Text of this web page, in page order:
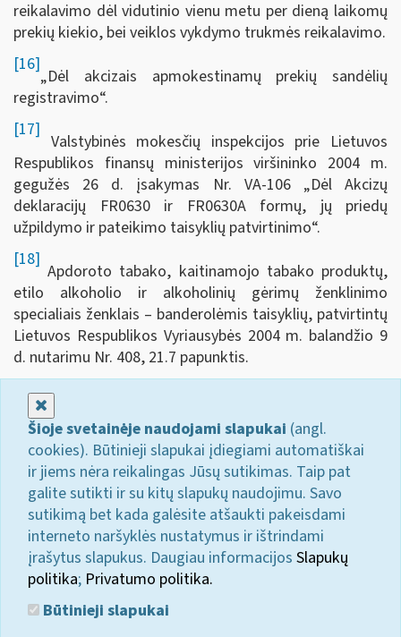
reikalavimo dėl vidutinio vienu metu per dieną laikomų
prekių kiekio, bei veiklos vykdymo trukmės reikalavimo.
[16]
„Dėl akcizais apmokestinamų prekių sandėlių
registravimo“.
[17]
Valstybinės mokesčių inspekcijos prie Lietuvos
Respublikos finansų ministerijos viršininko 2004 m.
gegužės 26 d. įsakymas Nr. VA-106 „Dėl Akcizų
deklaracijų FR0630 ir FR0630A formų, jų priedų
užpildymo ir pateikimo taisyklių patvirtinimo“.
[18]
Apdoroto tabako, kaitinamojo tabako produktų,
etilo alkoholio ir alkoholinių gėrimų ženklinimo
specialiais ženklais – banderolėmis taisyklių, patvirtintų
Lietuvos Respublikos Vyriausybės 2004 m. balandžio 9
d. nutarimu Nr. 408, 21.7 papunktis.
Šioje svetainėje naudojami slapukai (angl.
cookies). Būtinieji slapukai įdiegiami automatiškai
ir jiems nėra reikalingas Jūsų sutikimas. Taip pat
galite sutikti ir su kitų slapukų naudojimu. Savo
sutikimą bet kada galėsite atšaukti pakeisdami
interneto naršyklės nustatymus ir ištrindami
įrašytus slapukus. Daugiau informacijos Slapukų
politika; Privatumo politika.
Būtinieji slapukai